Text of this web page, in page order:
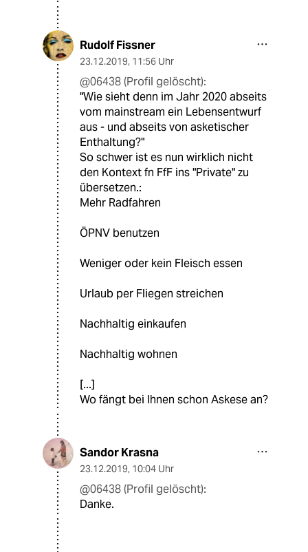
Rudolf Fissner
23.12.2019, 11:56 Uhr
@06438 (Profil gelöscht):
"Wie sieht denn im Jahr 2020 abseits
vom mainstream ein Lebensentwurf
aus - und abseits von asketischer
Enthaltung?"
So schwer ist es nun wirklich nicht
den Kontext fn FfF ins "Private" zu
übersetzen.:
Mehr Radfahren
ÖPNV benutzen
Weniger oder kein Fleisch essen
Urlaub per Fliegen streichen
Nachhaltig einkaufen
Nachhaltig wohnen
[...]
Wo fängt bei Ihnen schon Askese an?
Sandor Krasna
23.12.2019, 10:04 Uhr
@06438 (Profil gelöscht):
Danke.